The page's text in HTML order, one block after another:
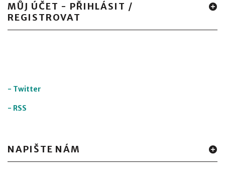
MŮJ ÚČET - PŘIHLÁSIT /
REGISTROVAT
- Twitter
- RSS
NAPIŠTE NÁM